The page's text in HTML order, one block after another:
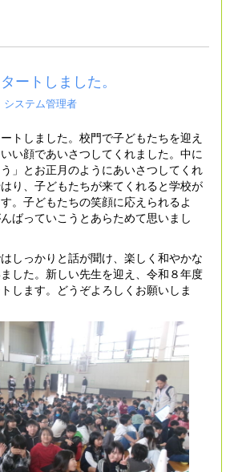
ートしました。
システム管理者
トしました。校門で子どもたちを迎え
い顔であいさつしてくれました。中に
」とお正月のようにあいさつしてくれ
り、子どもたちが来てくれると学校が
。子どもたちの笑顔に応えられるよ
ばっていこうとあらためて思いまし
しっかりと話が聞け、楽しく和やかな
した。新しい先生を迎え、令和８年度
します。どうぞよろしくお願いしま